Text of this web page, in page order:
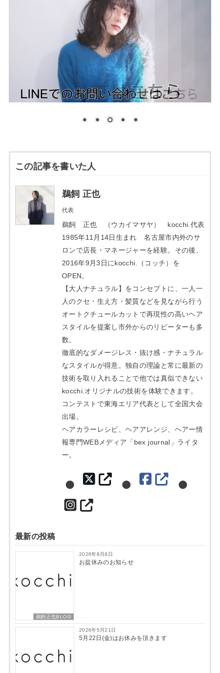
この記事を書いた人
鵜飼 正也
代表
鵜飼 正也 （ウカイマサヤ） kocchi.代表
1985年11月14日生まれ 名古屋市内外のサ
ロンで店長・マネージャーを経験。その後、
2016年9月3日にkocchi.（コッチ）を
OPEN。
【大人ナチュラル】をコンセプトに、一人一
人のクセ・生え方・髪質などを見ながら行う
オートクチュールカットで再現性の高いヘア
スタイルを提案し市外からのリピーターも多
数。
徹底的なダメージレス・抜け感・ナチュラル
なスタイルが得意。独自の理論と常に最新の
技術を取り入れることで他では真似できない
kocchi.オリジナルの技術を体験できます。
コンテストで東海エリア代表として全国大会
出場。
ヘアカラーレシピ、ヘアアレンジ、ヘアー情
報専門WEBメディア「bex journal」ライタ
ー。
最新の投稿
鵜飼正也BLOG
2026年8月8日
お盆休みのお知らせ
2026年5月21日
5月22日(金)はお休みを頂きます